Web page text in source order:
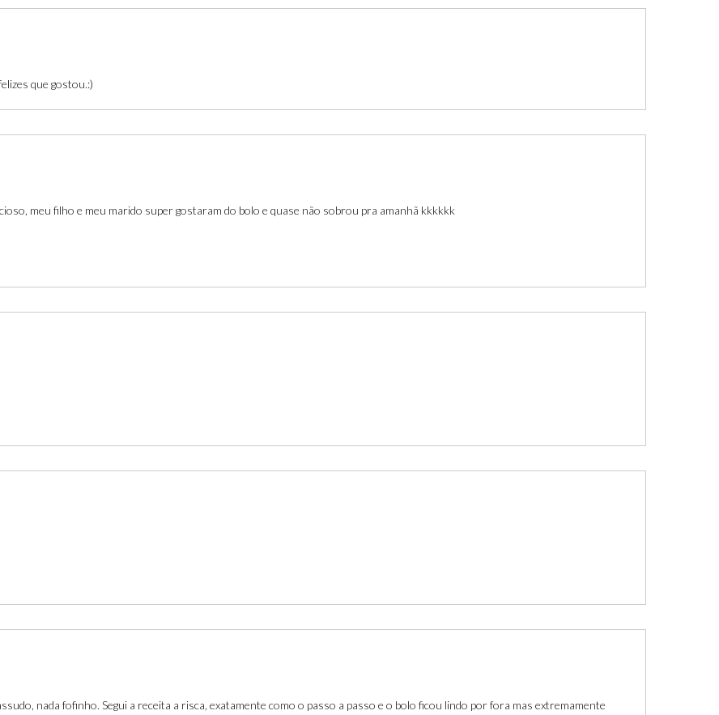
que gostou.:)
meu filho e meu marido super gostaram do bolo e quase não sobrou pra amanhã kkkkkk
nada fofinho. Segui a receita a risca, exatamente como o passo a passo e o bolo ficou lindo por fora mas extremamente